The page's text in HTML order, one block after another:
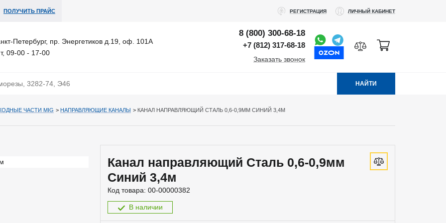
ПОЛУЧИТЬ ПРАЙС РЕГИСТРАЦИЯ ЛИЧНЫЙ КАБИНЕТ
Петербург, пр. Энергетиков д.19, оф. 101А
09-00 - 17-00
8 (800) 300-68-18
+7 (812) 317-68-18
Заказать звонок
НАЙТИ
ЧАСТИ MIG > НАПРАВЛЯЮЩИЕ КАНАЛЫ > КАНАЛ НАПРАВЛЯЮЩИЙ СТАЛЬ 0,6-0,9ММ СИНИЙ 3,4М
Канал направляющий Сталь 0,6-0,9мм
Синий 3,4м
Код товара: 00-00000382
В наличии